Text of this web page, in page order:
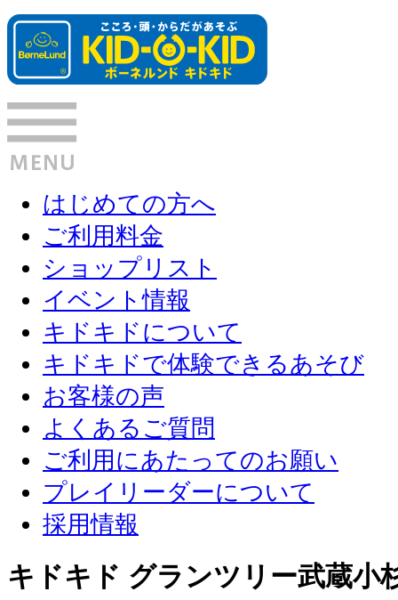
はじめての方へ
ご利用料金
ショップリスト
イベント情報
キドキドについて
キドキドで体験できるあそび
お客様の声
よくあるご質問
ご利用にあたってのお願い
プレイリーダーについて
採用情報
キドキド グランツリー武蔵小